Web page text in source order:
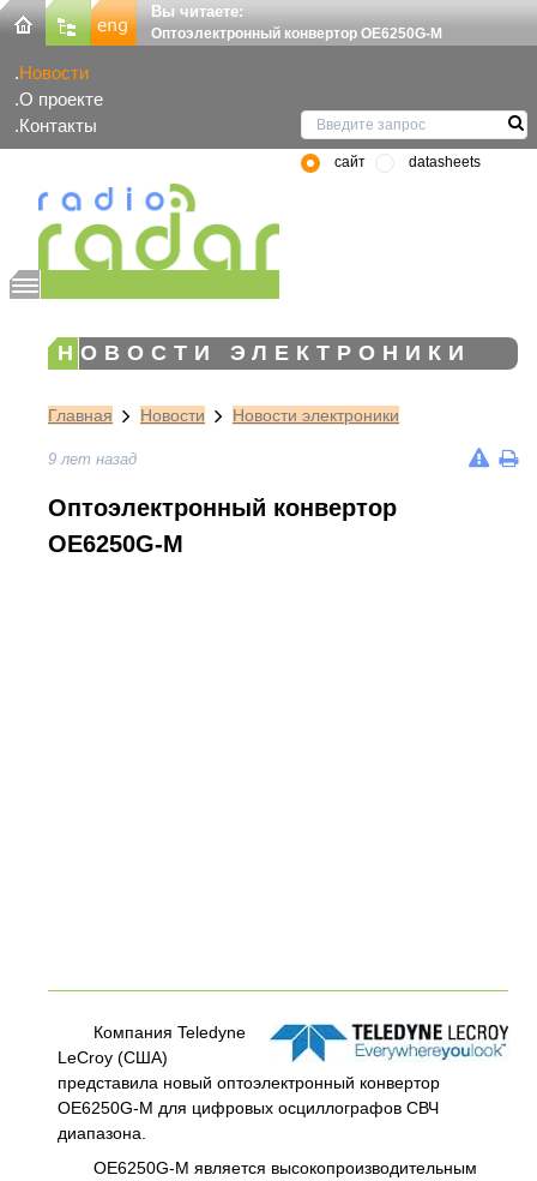
Вы читаете:
Оптоэлектронный конвертор OE6250G-M
Новости
О проекте
Контакты
сайт datasheets
НОВОСТИ ЭЛЕКТРОНИКИ
Главная Новости Новости электроники
9 лет назад
Оптоэлектронный конвертор
OE6250G-M
Компания Teledyne
LeCroy (США)
представила новый оптоэлектронный конвертор
OE6250G-M для цифровых осциллографов СВЧ
диапазона.
OE6250G-M является высокопроизводительным